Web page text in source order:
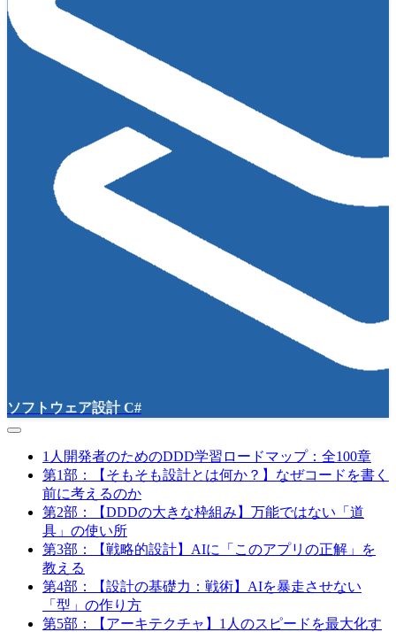
ソフトウェア設計 C#
1人開発者のためのDDD学習ロードマップ：全100章
第1部：【そもそも設計とは何か？】なぜコードを書く
前に考えるのか
第2部：【DDDの大きな枠組み】万能ではない「道
具」の使い所
第3部：【戦略的設計】AIに「このアプリの正解」を
教える
第4部：【設計の基礎力：戦術】AIを暴走させない
「型」の作り方
第5部：【アーキテクチャ】1人のスピードを最大化す